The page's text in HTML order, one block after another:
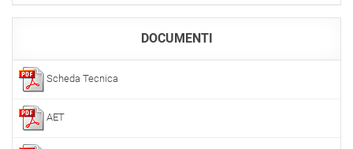
DOCUMENTI
Scheda Tecnica
AET